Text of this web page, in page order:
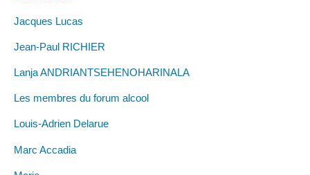
Jacques Lucas
Jean-Paul RICHIER
Lanja ANDRIANTSEHENOHARINALA
Les membres du forum alcool
Louis-Adrien Delarue
Marc Accadia